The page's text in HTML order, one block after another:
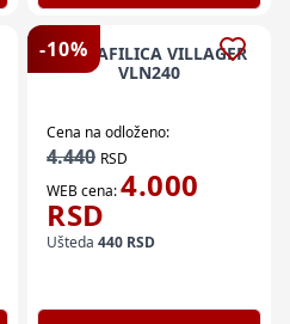
-10%
EL SRAFILICA VILLAGER
VLN240
Cena na odloženo:
4.440 RSD
WEB cena:4.000
RSD
Ušteda 440 RSD